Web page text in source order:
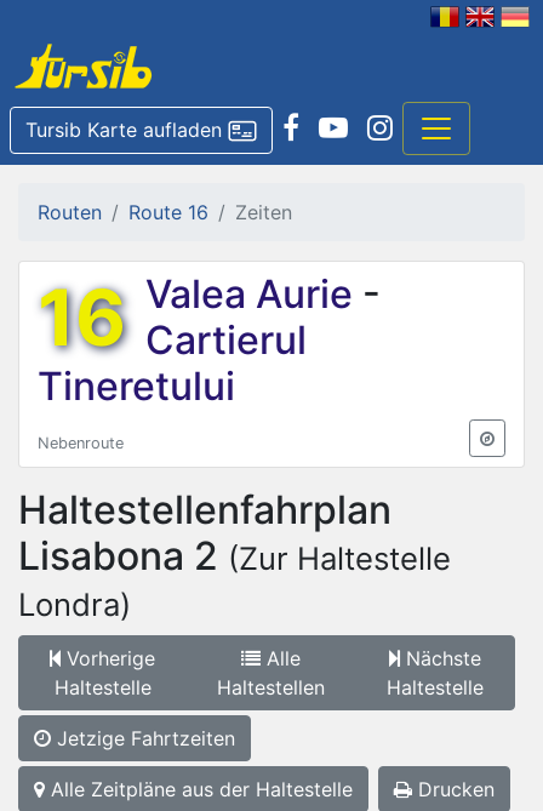
Tursib Karte aufladen
Routen Route 16 Zeiten
16 Valea Aurie -
Cartierul
Tineretului
Nebenroute
Haltestellenfahrplan
Lisabona 2 (Zur Haltestelle
Londra)
Vorherige
Haltestelle
Alle
Haltestellen
Nächste
Haltestelle
Jetzige Fahrtzeiten
Alle Zeitpläne aus der Haltestelle Drucken